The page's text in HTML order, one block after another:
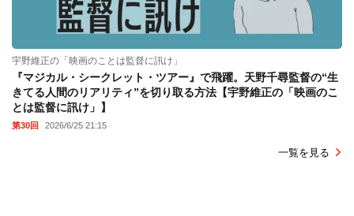
宇野維正の「映画のことは監督に訊け」
『マジカル・シークレット・ツアー』で飛躍。天野千尋監督の“生
きてる人間のリアリティ”を切り取る方法【宇野維正の「映画のこ
とは監督に訊け」】
第30回 2026/6/25 21:15
一覧を見る